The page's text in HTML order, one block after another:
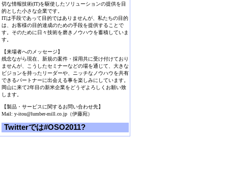
切な情報技術(IT)を駆使したソリューションの提供を目
的とした小さな企業です。
ITは手段であって目的ではありませんが、私たちの目的
は、お客様の目的達成のための手段を提供することで
す。そのために日々技術を磨きノウハウを蓄積していま
す。
【来場者へのメッセージ】
残念ながら現在、新規の案件・採用共に受け付けており
ませんが、こうしたセミナーなどの場を通じて、大きな
ビジョンを持ったリーダーや、ニッチなノウハウを共有
できるパートナーに出会える事を楽しみにしています。
岡山に来て2年目の新米企業をどうぞよろしくお願い致
します。
【製品・サービスに関するお問い合わせ先】
Mail: y-itou@lumber-mill.co.jp（伊藤宛）
Twitterでは#OSO2011?